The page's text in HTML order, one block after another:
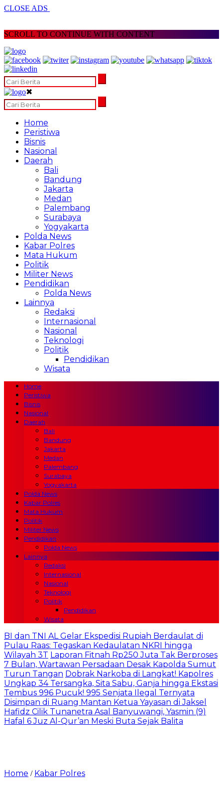
CLOSE ADS
SCROLL TO CONTINUE WITH CONTENT
✖
Home
Peristiwa
Bisnis
Nasional
Daerah
Bali
Bandung
Jakarta
Medan
Palembang
Surabaya
Yogyakarta
Polda News
Kabar Polres
Mata Hukum
Politik
Militer News
Pendidikan
Polda News
Lainnya
Redaksi
Internasional
Nasional
Teknologi
Politik
Pendidikan
Wisata
Home
Peristiwa
Bisnis
Nasional
Daerah
Bali
Bandung
Jakarta
Medan
Palembang
Surabaya
Yogyakarta
Polda News
Kabar Polres
Mata Hukum
Politik
Militer News
Pendidikan
Polda News
Lainnya
Redaksi
Internasional
Nasional
Teknologi
Politik
Pendidikan
Wisata
BI dan TNI AL Gelar Ekspedisi Rupiah Berdaulat di
Pulau Raas: Tegaskan Kedaulatan NKRI hingga
Wilayah 3T Laporan Fitnah Rp250 Juta Tak Berproses
7 Bulan, Wartawan Persadaan Desak Kapolda Sumut
Turun Tangan Dobrak Narkoba di Langkat! Kapolres
Ungkap 34 Tersangka, Sita Sabu, Ganja hingga Ekstasi
Tembus 996 Pucuk! 995 Senjata Ilegal Ternyata
Disimpan di Ruang Mantan Ketua Yayasan di Jaksel
Hafidz Cilik Tunanetra Asal Banyuwangi, Yasmin (9)
Hafal 6 Juz Al-Qur’an Meski Buta Sejak Balita
Home / Kabar Polres